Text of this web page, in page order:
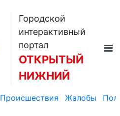
Городской
интерактивный
портал
ОТКРЫТЫЙ
НИЖНИЙ
Происшествия Жалобы